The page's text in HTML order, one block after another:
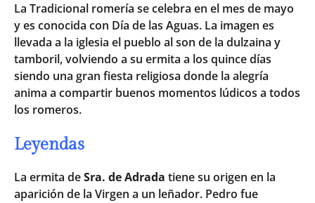
La Tradicional romería se celebra en el mes de mayo
y es conocida con Día de las Aguas. La imagen es
llevada a la iglesia el pueblo al son de la dulzaina y
tamboril, volviendo a su ermita a los quince días
siendo una gran fiesta religiosa donde la alegría
anima a compartir buenos momentos lúdicos a todos
los romeros.
Leyendas
La ermita deSra. de Adrada tiene su origen en la
aparición de la Virgen a un leñador. Pedro fue